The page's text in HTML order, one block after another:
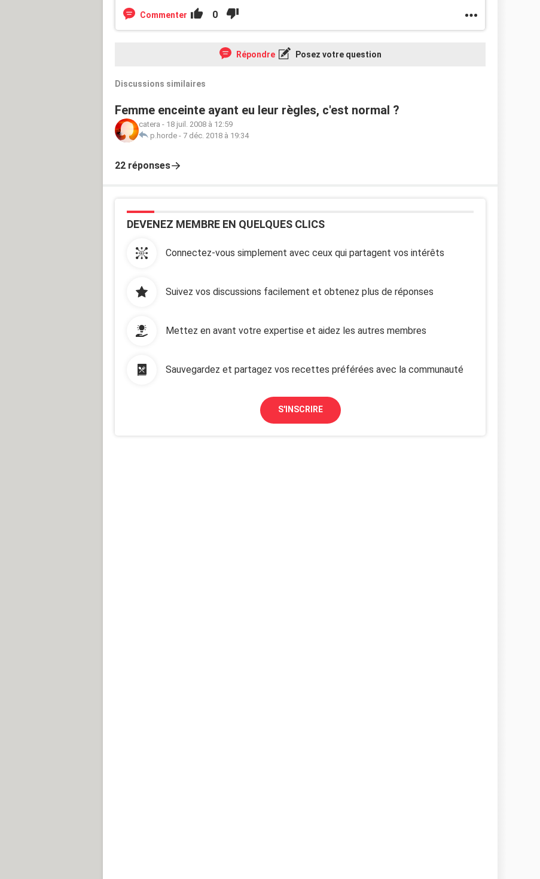
Commenter 0
Répondre Posez votre question
Discussions similaires
Femme enceinte ayant eu leur règles, c'est normal ?
catera - 18 juil. 2008 à 12:59
p.horde - 7 déc. 2018 à 19:34
22 réponses
DEVENEZ MEMBRE EN QUELQUES CLICS
Connectez-vous simplement avec ceux qui partagent vos intérêts
Suivez vos discussions facilement et obtenez plus de réponses
Mettez en avant votre expertise et aidez les autres membres
Sauvegardez et partagez vos recettes préférées avec la communauté
S'INSCRIRE